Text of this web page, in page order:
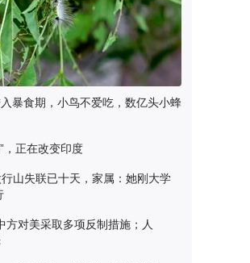
暴食期，小鸟不爱吃，数亿头小蜂
，正在改变印度
山失联已十天，家属：她刚大学
方对美采取多项反制措施；人